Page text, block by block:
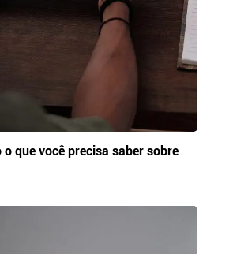
o que você precisa saber sobre